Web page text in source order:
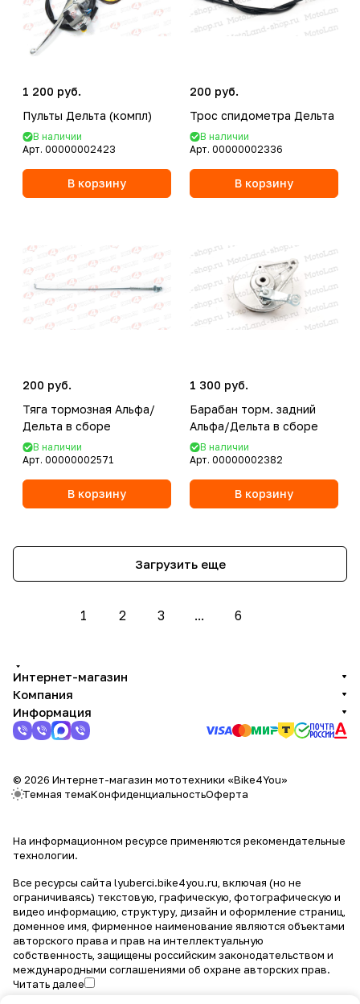
1 200 руб.
Пульты Дельта (компл)
В наличии
Арт. 00000002423
В корзину
200 руб.
Трос спидометра Дельта
В наличии
Арт. 00000002336
В корзину
200 руб.
Тяга тормозная Альфа/
Дельта в сборе
В наличии
Арт. 00000002571
В корзину
1 300 руб.
Барабан торм. задний
Альфа/Дельта в сборе
В наличии
Арт. 00000002382
В корзину
Загрузить еще
1 2 3 ... 6
Интернет-магазин
Компания
Информация
© 2026 Интернет-магазин мототехники «Bike4You»
Темная темаКонфиденциальностьОферта
На информационном ресурсе применяются рекомендательные
технологии.
Все ресурсы сайта lyuberci.bike4you.ru, включая (но не
ограничиваясь) текстовую, графическую, фотографическую и
видео информацию, структуру, дизайн и оформление страниц,
доменное имя, фирменное наименование являются объектами
авторского права и прав на интеллектуальную
собственность, защищены российским законодательством и
международными соглашениями об охране авторских прав.
Читать далее